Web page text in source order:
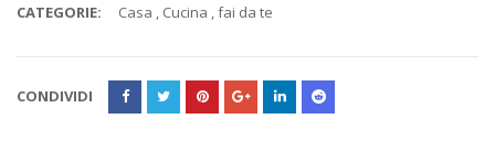
CATEGORIE: Casa , Cucina ,fai da te
CONDIVIDI